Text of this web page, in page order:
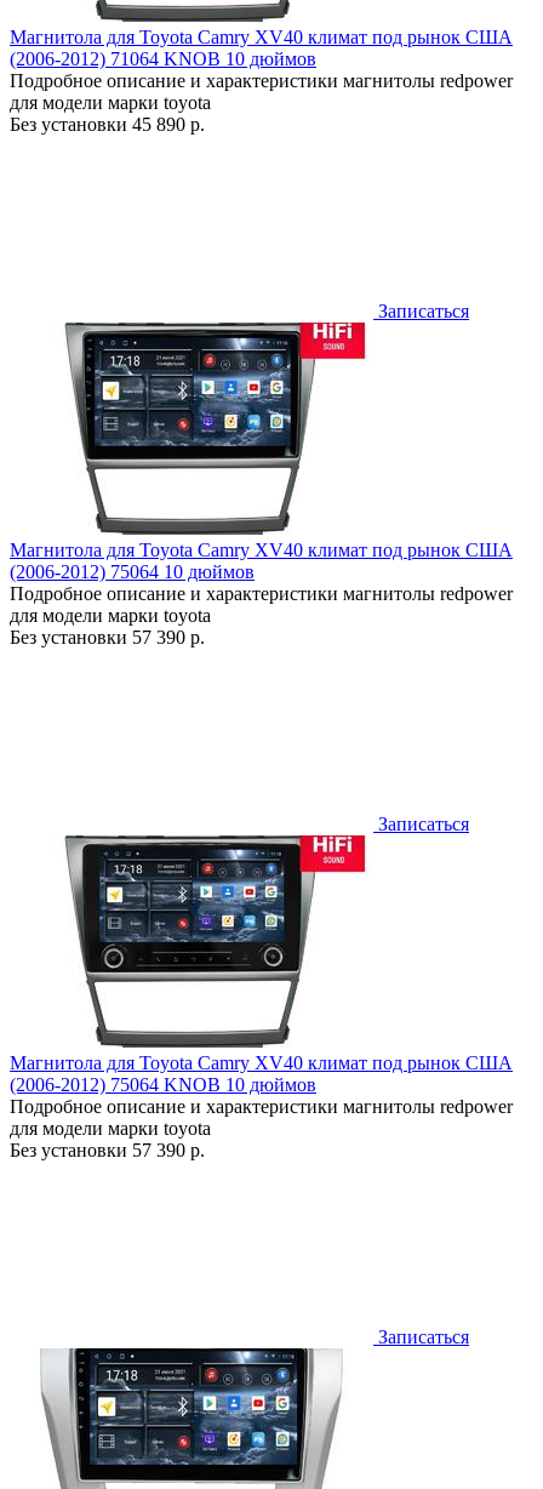
Магнитола для Toyota Camry XV40 климат под рынок США
(2006-2012) 71064 KNOB 10 дюймов
Подробное описание и характеристики магнитолы redpower
для модели марки toyota
Без установки 45 890 р.
Записаться
Магнитола для Toyota Camry XV40 климат под рынок США
(2006-2012) 75064 10 дюймов
Подробное описание и характеристики магнитолы redpower
для модели марки toyota
Без установки 57 390 р.
Записаться
Магнитола для Toyota Camry XV40 климат под рынок США
(2006-2012) 75064 KNOB 10 дюймов
Подробное описание и характеристики магнитолы redpower
для модели марки toyota
Без установки 57 390 р.
Записаться